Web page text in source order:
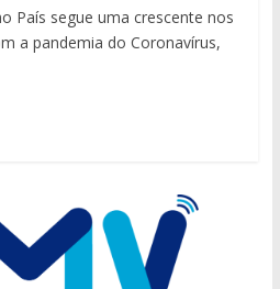
País segue uma crescente nos
a pandemia do Coronavírus,